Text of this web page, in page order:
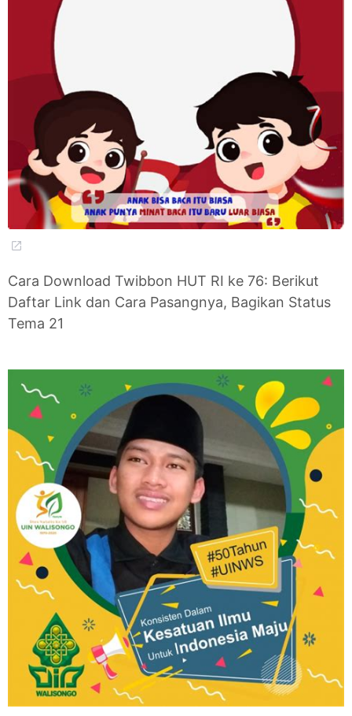
Cara Download Twibbon HUT RI ke 76: Berikut
Daftar Link dan Cara Pasangnya, Bagikan Status
Tema 21